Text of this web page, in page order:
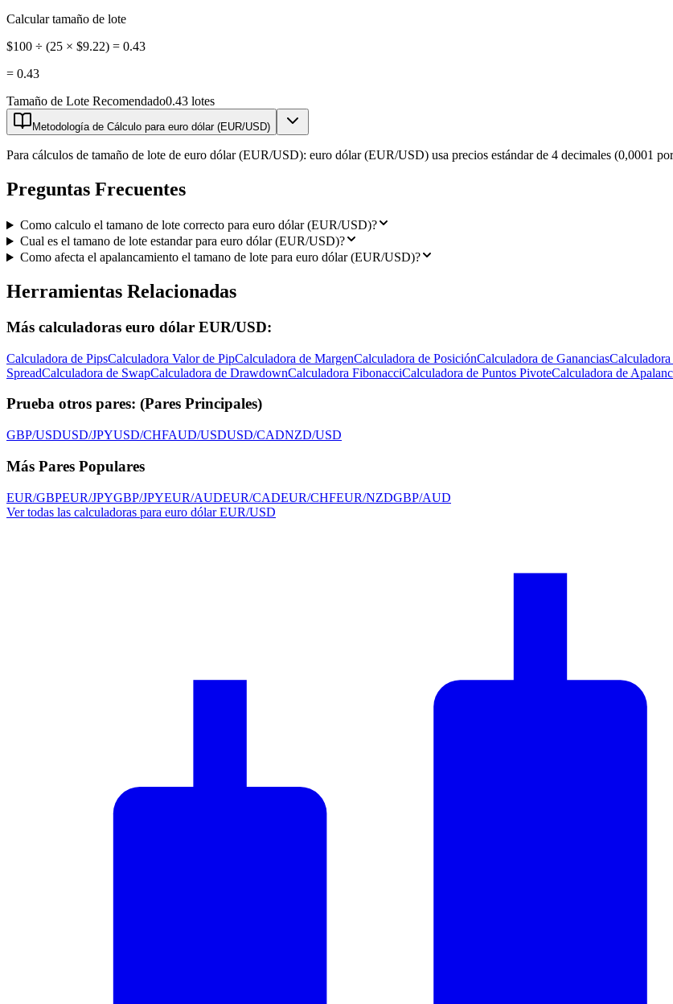
Calcular tamaño de lote
$100 ÷ (25 × $9.22) = 0.43
= 0.43
Tamaño de Lote Recomendado0.43 lotes
Metodología de Cálculo para euro dólar (EUR/USD)
Para cálculos de tamaño de lote de euro dólar (EUR/USD): euro dólar (EUR/USD) usa precios estándar de 4 decimales (0,0001
Preguntas Frecuentes
Como calculo el tamano de lote correcto para euro dólar (EUR/USD)?
Cual es el tamano de lote estandar para euro dólar (EUR/USD)?
Como afecta el apalancamiento el tamano de lote para euro dólar (EUR/USD)?
Herramientas Relacionadas
Más calculadoras euro dólar EUR/USD:
Calculadora de PipsCalculadora Valor de PipCalculadora de MargenCalculadora de PosiciónCalculadora de Ganancias
SpreadCalculadora de SwapCalculadora de DrawdownCalculadora FibonacciCalculadora de Puntos PivoteCalculadora de
Prueba otros pares: (Pares Principales)
GBP/USDUSD/JPYUSD/CHFAUD/USDUSD/CADNZD/USD
Más Pares Populares
EUR/GBPEUR/JPYGBP/JPYEUR/AUDEUR/CADEUR/CHFEUR/NZDGBP/AUD
Ver todas las calculadoras para euro dólar EUR/USD